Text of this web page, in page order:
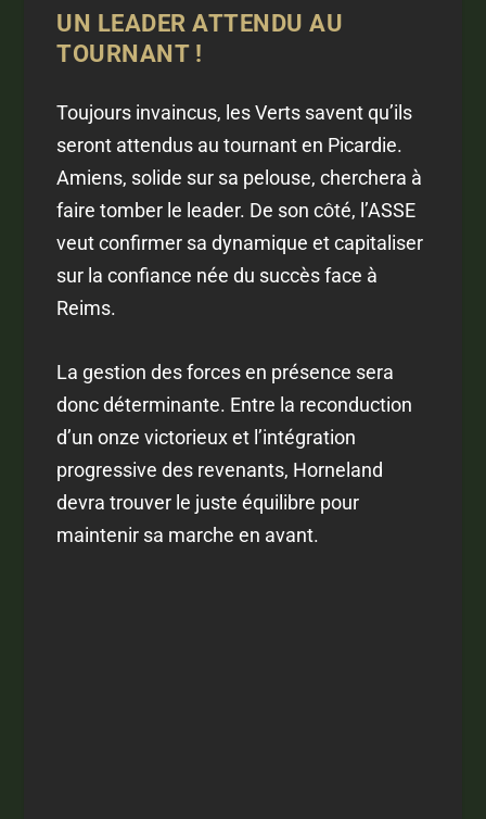
UN LEADER ATTENDU AU
TOURNANT !
Toujours invaincus, les Verts savent qu’ils
seront attendus au tournant en Picardie.
Amiens, solide sur sa pelouse, cherchera à
faire tomber le leader. De son côté, l’ASSE
veut confirmer sa dynamique et capitaliser
sur la confiance née du succès face à
Reims.
La gestion des forces en présence sera
donc déterminante. Entre la reconduction
d’un onze victorieux et l’intégration
progressive des revenants, Horneland
devra trouver le juste équilibre pour
maintenir sa marche en avant.